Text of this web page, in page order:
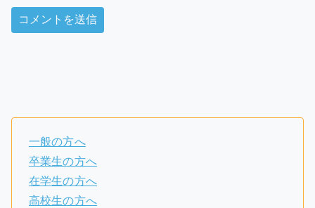
一般の方へ
卒業生の方へ
在学生の方へ
高校生の方へ